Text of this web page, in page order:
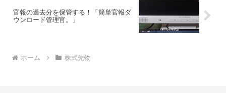
官報の過去分を保管する！「簡単官報ダ
ウンロード管理官。」
ホーム 株式先物